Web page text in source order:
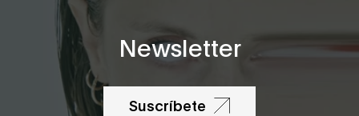
Newsletter
Suscríbete